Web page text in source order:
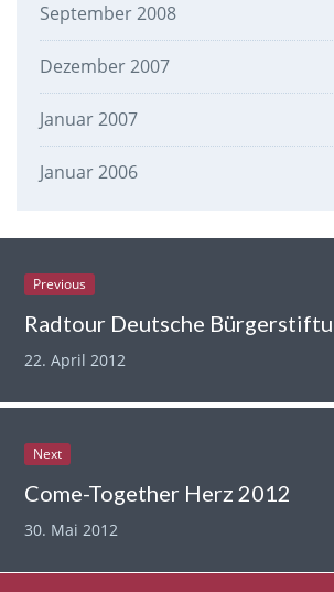
September 2008
Dezember 2007
Januar 2007
Januar 2006
Previous
Radtour Deutsche
22. April 2012
Next
Come-Together Herz 2012
30. Mai 2012